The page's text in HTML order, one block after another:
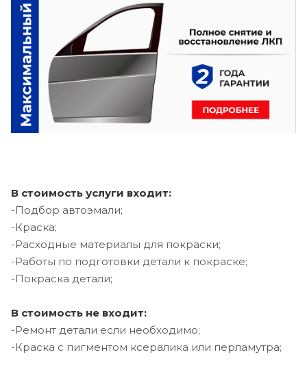
В стоимость услуги входит:
-Подбор автоэмали;
-Краска;
-Расходные материалы для покраски;
-Работы по подготовки детали к покраске;
-Покраска детали;
В стоимость не входит:
-Ремонт детали если необходимо;
-Краска с пигментом ксералика или перламутра;